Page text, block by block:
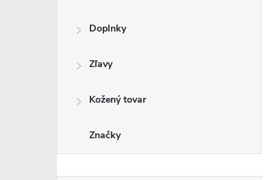
Doplnky
Zľavy
Kožený tovar
Značky